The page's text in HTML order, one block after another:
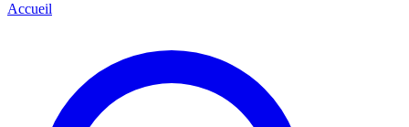
Accueil